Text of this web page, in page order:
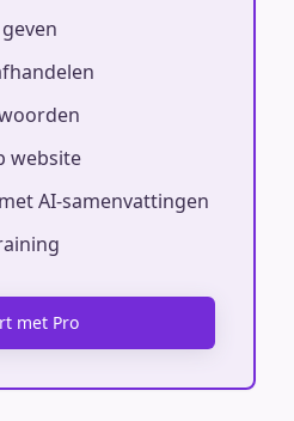
website
AI-samenvattingen
met Pro